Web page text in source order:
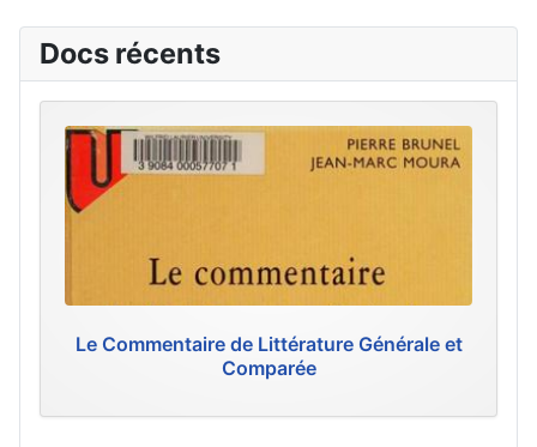
Docs récents
Le Commentaire de Littérature Générale et
Comparée